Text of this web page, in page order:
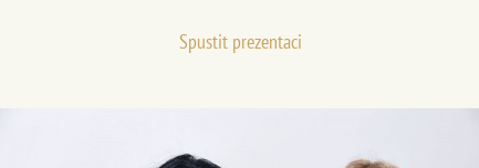
Spustit prezentaci